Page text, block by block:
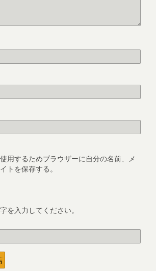
用するためブラウザーに自分の名前、メ
トを保存する。
を入力してください。